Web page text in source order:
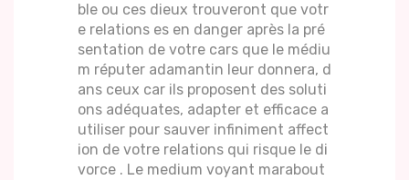
ble ou ces dieux trouveront que votr
e relations es en danger après la pré
sentation de votre cars que le médiu
m réputer adamantin leur donnera, d
ans ceux car ils proposent des soluti
ons adéquates, adapter et efficace a
utiliser pour sauver infiniment affect
ion de votre relations qui risque le di
vorce . Le medium voyant marabout